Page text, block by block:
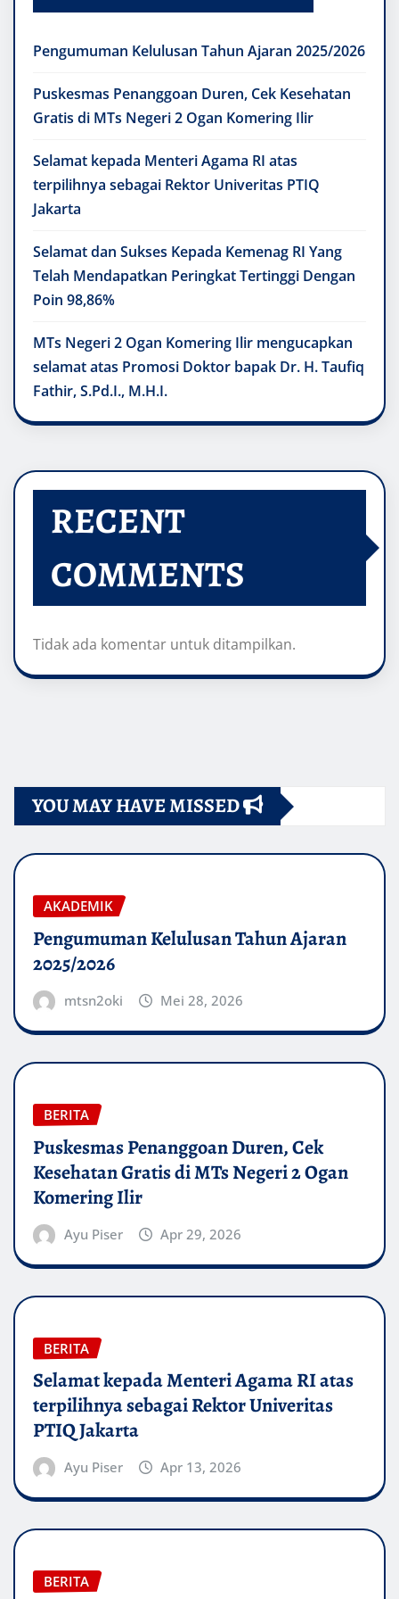
Pengumuman Kelulusan Tahun Ajaran 2025/2026
Puskesmas Penanggoan Duren, Cek Kesehatan
Gratis di MTs Negeri 2 Ogan Komering Ilir
Selamat kepada Menteri Agama RI atas
terpilihnya sebagai Rektor Univeritas PTIQ
Jakarta
Selamat dan Sukses Kepada Kemenag RI Yang
Telah Mendapatkan Peringkat Tertinggi Dengan
Poin 98,86%
MTs Negeri 2 Ogan Komering Ilir mengucapkan
selamat atas Promosi Doktor bapak Dr. H. Taufiq
Fathir, S.Pd.I., M.H.I.
RECENT
COMMENTS
Tidak ada komentar untuk ditampilkan.
YOU MAY HAVE MISSED
AKADEMIK
Pengumuman Kelulusan Tahun Ajaran
2025/2026
mtsn2oki Mei 28, 2026
BERITA
Puskesmas Penanggoan Duren, Cek
Kesehatan Gratis di MTs Negeri 2 Ogan
Komering Ilir
Ayu Piser Apr 29, 2026
BERITA
Selamat kepada Menteri Agama RI atas
terpilihnya sebagai Rektor Univeritas
PTIQ Jakarta
Ayu Piser Apr 13, 2026
BERITA